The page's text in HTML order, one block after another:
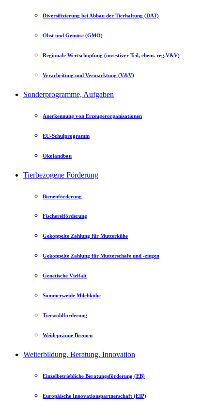
Diversifizierung bei Abbau der Tierhaltung (DAT)
Obst und Gemüse (GMO)
Regionale Wertschöpfung (investiver Teil, ehem. reg.V&V)
Verarbeitung und Vermarktung (V&V)
Sonderprogramme, Aufgaben
Anerkennung von Erzeugerorganisationen
EU-Schulprogramm
Ökolandbau
Tierbezogene Förderung
Bienenförderung
Fischereiförderung
Gekoppelte Zahlung für Mutterkühe
Gekoppelte Zahlung für Mutterschafe und -ziegen
Genetische Vielfalt
Sommerweide Milchkühe
Tierwohlförderung
Weideprämie Bremen
Weiterbildung, Beratung, Innovation
Einzelbetriebliche Beratungsförderung (EB)
Europäische Innovationspartnerschaft (EIP)